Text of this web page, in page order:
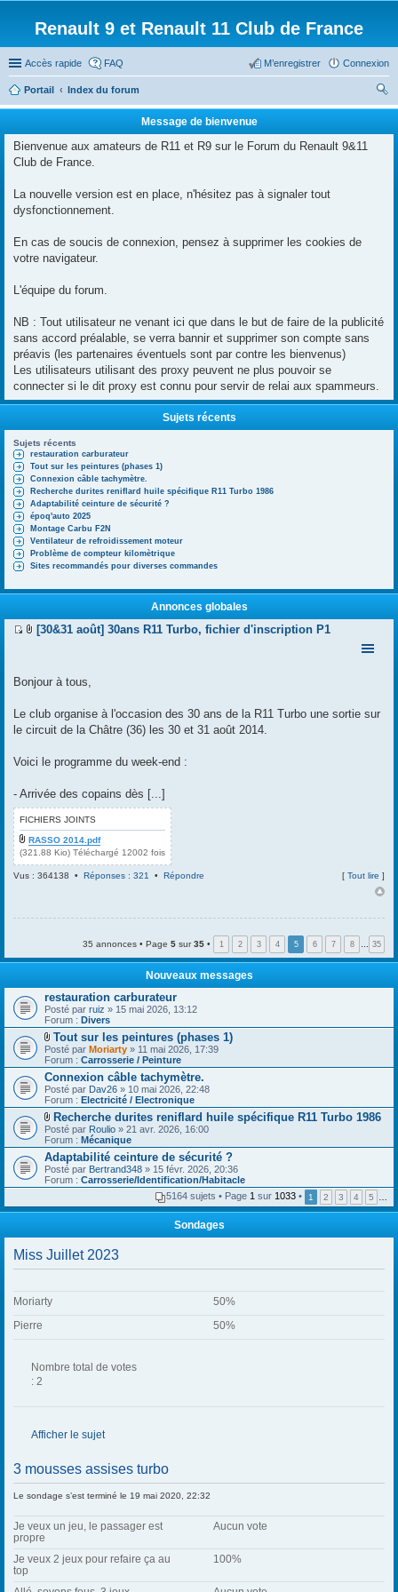
Renault 9 et Renault 11 Club de France
Accès rapide FAQ Connexion
M’enregistrer
Portail
Index du forum
ec
her
Message de bienvenue
Bienvenue aux amateurs de R11 et R9 sur le Forum du Renault 9&11
Club de France.
La nouvelle version est en place, n'hésitez pas à signaler tout
dysfonctionnement.
En cas de soucis de connexion, pensez à supprimer les cookies de
votre navigateur.
L'équipe du forum.
NB : Tout utilisateur ne venant ici que dans le but de faire de la publicité
sans accord préalable, se verra bannir et supprimer son compte sans
préavis (les partenaires éventuels sont par contre les bienvenus)
Les utilisateurs utilisant des proxy peuvent ne plus pouvoir se
connecter si le dit proxy est connu pour servir de relai aux spammeurs.
Sujets récents
Sujets récents
restauration carburateur
Tout sur les peintures (phases 1)
Connexion câble tachymètre.
Recherche durites reniflard huile spécifique R11 Turbo 1986
Adaptabilité ceinture de sécurité ?
époq'auto 2025
Montage Carbu F2N
Ventilateur de refroidissement moteur
Problème de compteur kilomètrique
Sites recommandés pour diverses commandes
Annonces globales
r
l
d
e
i
r
m
e
s
s
a
g
e
F
h
i
r
(
j
i
n
t
(
s
)
[30&31 août] 30ans R11 Turbo, fichier d'inscription P1
Bonjour à tous,
Le club organise à l'occasion des 30 ans de la R11 Turbo une sortie sur
le circuit de la Châtre (36) les 30 et 31 août 2014.
Voici le programme du week-end :
- Arrivée des copains dès [...]
FICHIERS JOINTS
RASSO 2014.pdf
(321.88 Kio) Téléchargé 12002 fois
Vus : 364138 • Réponses : 321 • Répondre [ Tout lire ]
35 annonces • Page 5 sur35 • 1 2 3 4 5 6 7 8 … 35
Nouveaux messages
restauration carburateur
Posté par ruiz » 15 mai 2026, 13:12
Forum : Divers
F
i
c
h
i
e
r
(
s
)
o
i
n
(
Tout sur les peintures (phases 1)
Posté par Moriarty » 11 mai 2026, 17:39
Forum : Carrosserie / Peinture
Connexion câble tachymètre.
Posté par Dav26 » 10 mai 2026, 22:48
Forum : Electricité / Electronique
F
i
c
h
i
e
r
s
s
Recherche durites reniflard huile spécifique R11 Turbo 1986
Posté par Roulio » 21 avr. 2026, 16:00
Forum : Mécanique
Adaptabilité ceinture de sécurité ?
Posté par Bertrand348 » 15 févr. 2026, 20:36
Forum : Carrosserie/Identification/Habitacle
5164 sujets • Page 1 sur 1033 • 1 2 3 4 5
Sondages
Miss Juillet 2023
Moriarty
50%
Pierre
50%
Nombre total de votes
: 2
Afficher le sujet
3 mousses assises turbo
Le sondage s’est terminé le 19 mai 2020, 22:32
Je veux un jeu, le passager est
propre
Aucun vote
Je veux 2 jeux pour refaire ça au
top
100%